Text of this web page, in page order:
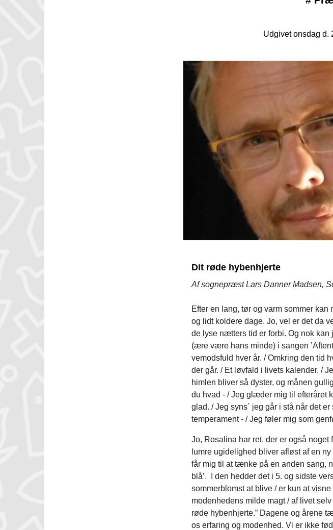
Udgivet onsdag d.
Dit røde hybenhjerte
Af sognepræst Lars Danner Madsen,
Efter en lang, tør og varm sommer
og lidt koldere dage. Jo, vel er det da
de lyse nætters tid er forbi. Og nok
(ære være hans minde) i sangen
vemodsfuld hver år. / Omkring den tid
der går. / Et løvfald i livets kalender. /
himlen bliver så dyster, og månen
du hvad - / Jeg glæder mig til efteråret
glad. / Jeg syns´ jeg går i stå når det
temperament - / Jeg føler mig som
Jo, Rosalina har ret, der er også noget
lumre ugidelighed bliver afløst af en
får mig til at tænke på en anden sang,
blå’. I den hedder det i 5. og sidste
sommerblomst at blive / er kun at
modenhedens milde magt / af livet
røde hybenhjerte.” Dagene og årene
os erfaring og modenhed. Vi er ikke